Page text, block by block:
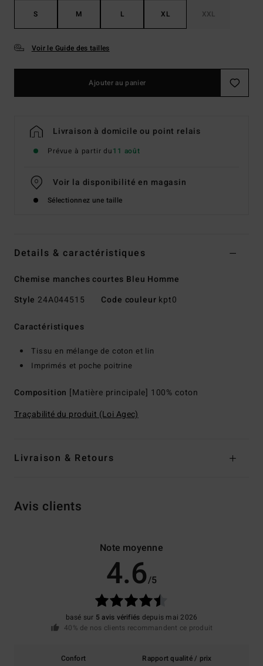
S M L XL XXL
Voir le Guide des tailles
Ajouter au panier
Livraison à domicile ou point relais
Prévue à partir du11 août
Voir la disponibilité en magasin
Sélectionnez une taille
Details & caractéristiques
Chemise manches courtes Bleu Homme
Style 24A044515 Code couleur kpt0
Caractéristiques
Tissu en mélange de coton et lin
Imprimés et poche poitrine
Composition [Matière principale] 100% coton
Traçabilité du produit (Loi Agec)
Livraison & Retours
Avis clients
Note moyenne
4.6/5
basé sur 5 avis vérifiés depuis mai 2026
40% de nos clients recommandent ce produit
Confort
Rapport qualité / prix